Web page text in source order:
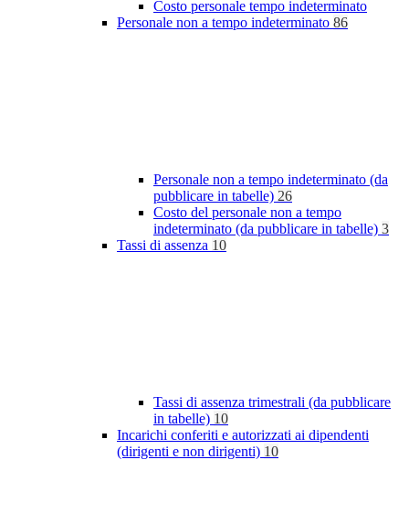
Costo personale tempo indeterminato
Personale non a tempo indeterminato 86
Personale non a tempo indeterminato (da
pubblicare in tabelle) 26
Costo del personale non a tempo
indeterminato (da pubblicare in tabelle) 3
Tassi di assenza 10
Tassi di assenza trimestrali (da pubblicare
in tabelle) 10
Incarichi conferiti e autorizzati ai dipendenti
(dirigenti e non dirigenti) 10